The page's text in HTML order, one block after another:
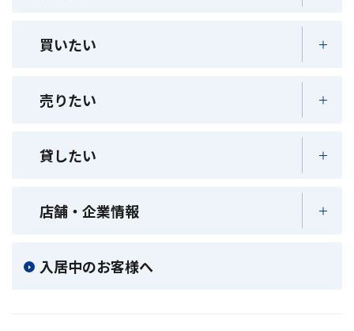
買いたい
売りたい
貸したい
店舗・企業情報
入居中のお客様へ